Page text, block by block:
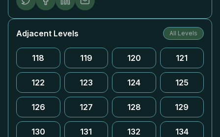
Adjacent Levels All Levels
118 119 120 121
122 123 124 125
126 127 128 129
130 131 132 134